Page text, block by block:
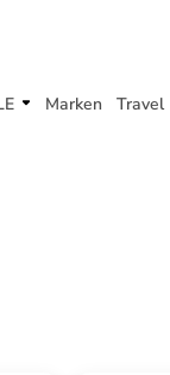
Marken Travel